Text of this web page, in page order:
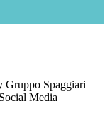
Gruppo Spaggiari
Media